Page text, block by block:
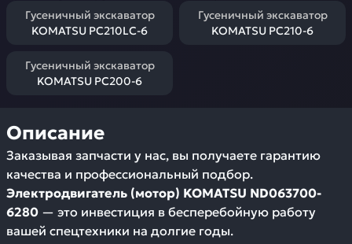
Гусеничный экскаватор
KOMATSU PC210LC-6
Гусеничный экскаватор
KOMATSU PC210-6
Гусеничный экскаватор
KOMATSU PC200-6
Описание
Заказывая запчасти у нас, вы получаете гарантию
качества и профессиональный подбор.
Электродвигатель (мотор) KOMATSU ND063700-
6280 — это инвестиция в бесперебойную работу
вашей спецтехники на долгие годы.